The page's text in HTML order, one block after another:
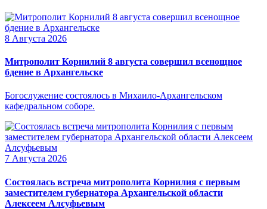
8 Августа 2026
Митрополит Корнилий 8 августа совершил всенощное
бдение в Архангельске
Богослужение состоялось в Михаило-Архангельском
кафедральном соборе.
7 Августа 2026
Состоялась встреча митрополита Корнилия с первым
заместителем губернатора Архангельской области
Алексеем Алсуфьевым